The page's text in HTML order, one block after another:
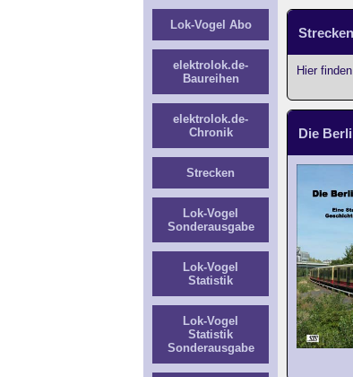
Strecken
Hier
Die
Lok-Vogel Abo
elektrolok.de-
Baureihen
elektrolok.de-
Chronik
Strecken
Lok-Vogel
Sonderausgabe
Lok-Vogel
Statistik
Lok-Vogel
Statistik
Sonderausgabe